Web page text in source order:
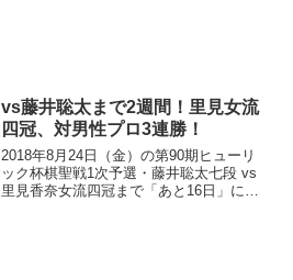
vs藤井聡太まで2週間！里見女流
四冠、対男性プロ3連勝！
2018年8月24日（金）の第90期ヒューリ
ック杯棋聖戦1次予選・藤井聡太七段 vs
里見香奈女流四冠まで「あと16日」に迫